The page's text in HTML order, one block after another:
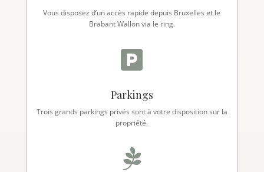
Vous disposez d’un accès rapide depuis Bruxelles et le
Brabant Wallon via le ring.

Parkings
Trois grands parkings privés sont à votre disposition sur la
propriété.
